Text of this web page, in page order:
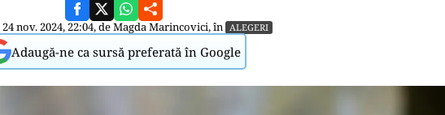
nov. 2024, 22:04, deMagda Marincovici, în ALEGERI
Adaugă-ne ca sursă preferată în Google